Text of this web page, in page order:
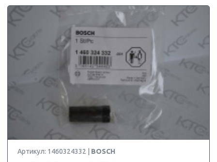
Артикул: 1460324332 | BOSCH